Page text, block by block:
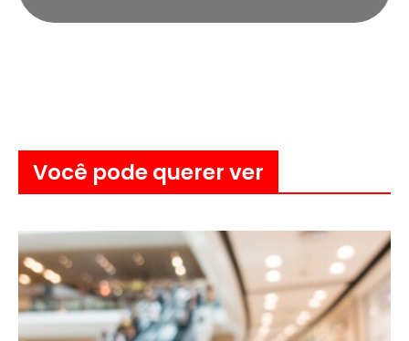
Você pode querer ver